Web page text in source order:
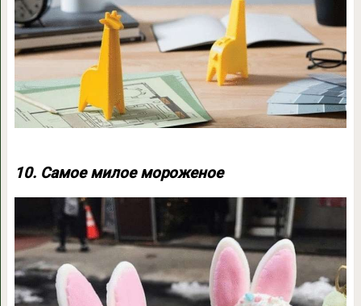
10. Самое милое мороженое